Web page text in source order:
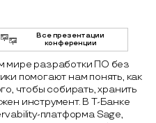
Все презентации
конференции
мире разработки ПО без
помогают нам понять, как
чтобы собирать, хранить
инструмент. В Т-Банке
платформа Sage,